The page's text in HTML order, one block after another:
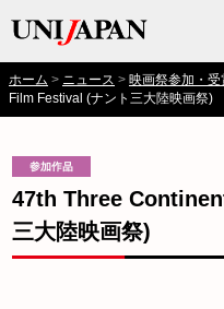
ホーム ニュース 映画祭参加・受
Film Festival (ナント三大陸映画祭)
47th Three
三大陸映画祭)